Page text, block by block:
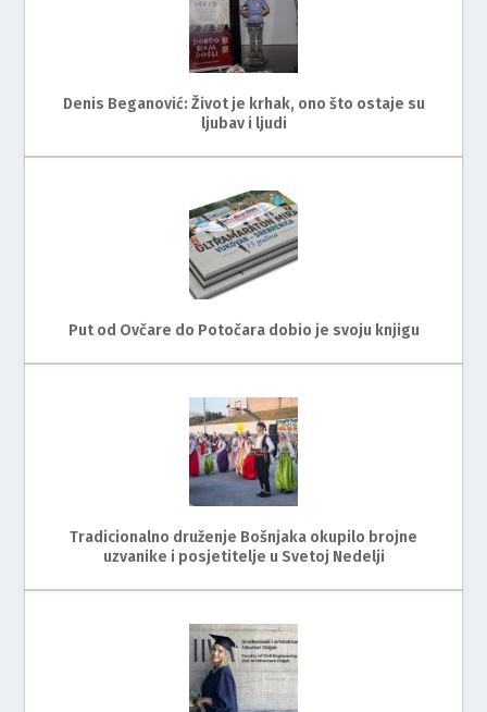
Denis Beganović: Život je krhak, ono što ostaje su
ljubav i ljudi
Put od Ovčare do Potočara dobio je svoju knjigu
Tradicionalno druženje Bošnjaka okupilo brojne
uzvanike i posjetitelje u Svetoj Nedelji